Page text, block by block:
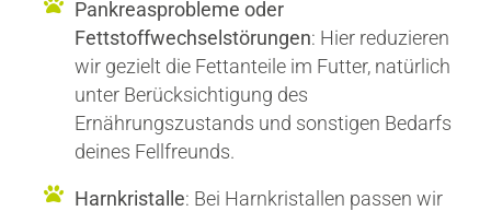
Pankreasprobleme oder
Fettstoffwechselstörungen: Hier reduzieren
wir gezielt die Fettanteile im Futter, natürlich
unter Berücksichtigung des
Ernährungszustands und sonstigen Bedarfs
deines Fellfreunds.
Harnkristalle: Bei Harnkristallen passen wir